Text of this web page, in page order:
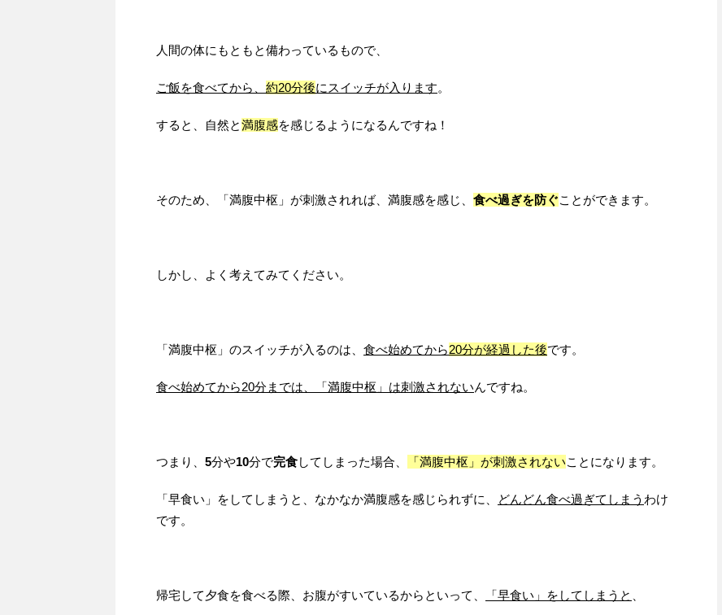
人間の体にもともと備わっているもので、
ご飯を食べてから、 約20分後にスイッチが入ります。
すると、自然と満腹感を感じるようになるんですね！
そのため、「満腹中枢」が刺激されれば、満腹感を感じ、 食べ過ぎを防ぐことができます。
しかし、よく考えてみてください。
「満腹中枢」のスイッチが入るのは、 食べ始めてから20分が経過した後です。
食べ始めてから20分までは、「満腹中枢」は刺激されないんですね。
つまり、 5分や10分で完食してしまった場合、 「満腹中枢」が刺激されないことになります。
「早食い」をしてしまうと、なかなか満腹感を感じられずに、 どんどん食べ過ぎてしまう わけ
です。
帰宅して夕食を食べる際、お腹がすいているからといって、 「早食い」をしてしまうと